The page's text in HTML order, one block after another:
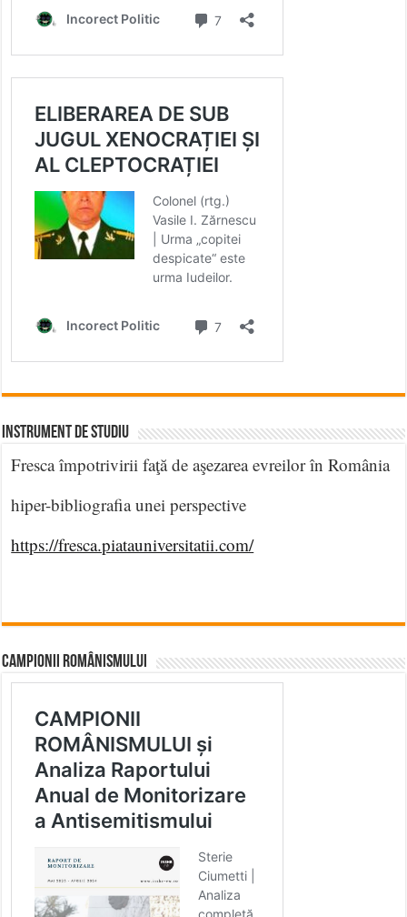
INSTRUMENT DE STUDIU
Fresca împotrivirii faţă de aşezarea evreilor în România
hiper-bibliografia unei perspective
https://fresca.piatauniversitatii.com/
CAMPIONII ROMÂNISMULUI